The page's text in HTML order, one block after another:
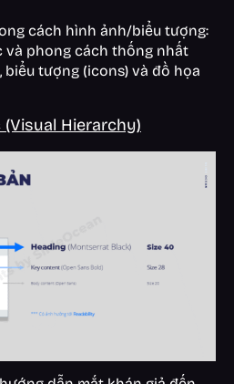
cách hình ảnh/biểu tượng:
và phong cách thống nhất
tượng (icons) và đồ họa
(Visual Hierarchy)